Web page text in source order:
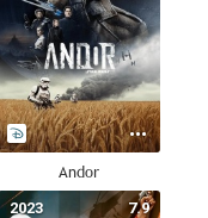
Andor
7.9
2023